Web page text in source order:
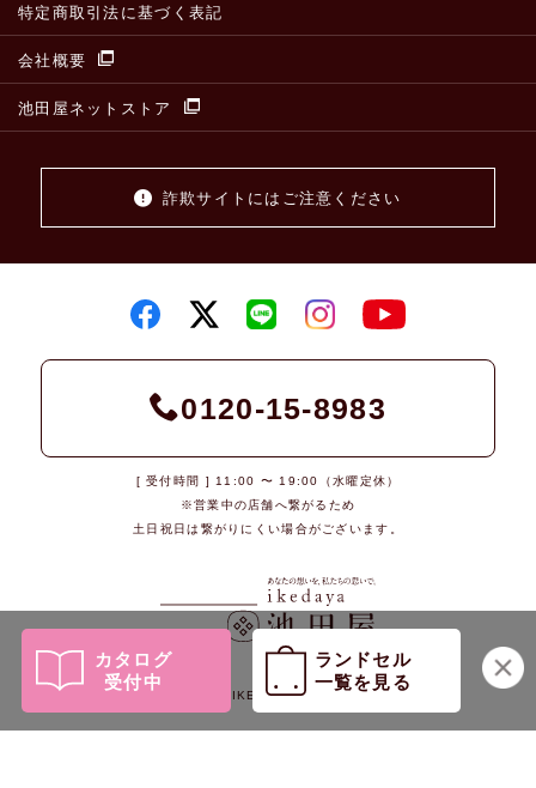
カタログ
受付中
ランドセル
一覧を見る
特定商取引法に基づく表記
会社概要
池田屋ネットストア
詐欺サイトにはご注意ください
0120-15-8983
[ 受付時間 ] 11:00 〜 19:00（水曜定休）
※営業中の店舗へ繋がるため
土日祝日は繋がりにくい場合がございます。
© 2026 IKEDAYA Co., Ltd.